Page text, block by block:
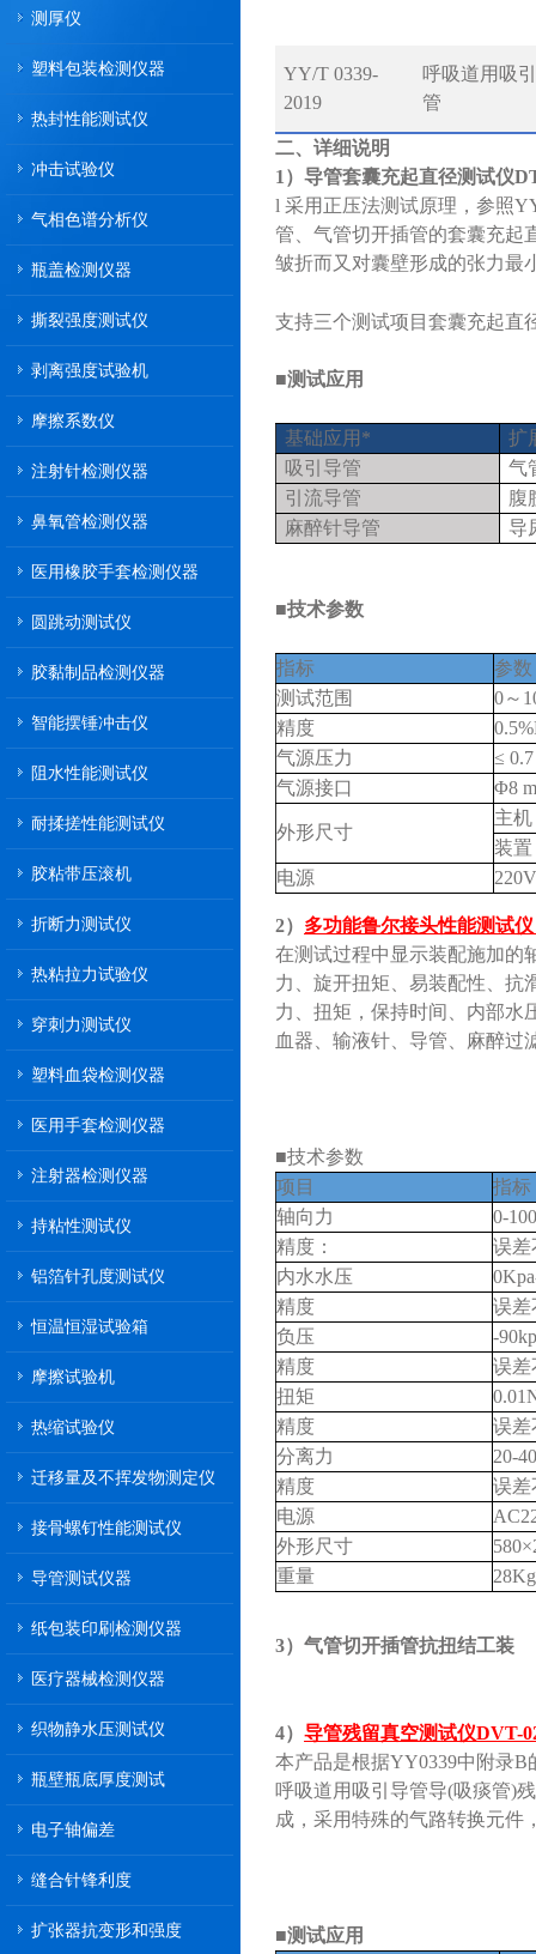
测厚仪
塑料包装检测仪器
热封性能测试仪
冲击试验仪
气相色谱分析仪
瓶盖检测仪器
撕裂强度测试仪
剥离强度试验机
摩擦系数仪
注射针检测仪器
鼻氧管检测仪器
医用橡胶手套检测仪器
圆跳动测试仪
胶黏制品检测仪器
智能摆锤冲击仪
阻水性能测试仪
耐揉搓性能测试仪
胶粘带压滚机
折断力测试仪
热粘拉力试验仪
穿刺力测试仪
塑料血袋检测仪器
医用手套检测仪器
注射器检测仪器
持粘性测试仪
铝箔针孔度测试仪
恒温恒湿试验箱
摩擦试验机
热缩试验仪
迁移量及不挥发物测定仪
接骨螺钉性能测试仪
导管测试仪器
纸包装印刷检测仪器
医疗器械检测仪器
织物静水压测试仪
瓶壁瓶底厚度测试
电子轴偏差
缝合针锋利度
扩张器抗变形和强度
YY/T 0339-
2019
呼吸道用吸
管
二、详细说明
1）导管套囊充起直径测试仪
l 采用正压法测试原理，参照
管、气管切开插管的套囊充起
皱折而又对囊壁形成的张力最
支持三个测试项目套囊充起直
■测试应用
基础应用*
扩
吸引导管
气
引流导管
腹
麻醉针导管
导
■技术参数
指标
参数
测试范围
0～
精度
气源压力
≤
气源接口
Φ8
外形尺寸
主机
装置
电源
2） 多功能鲁尔接头性能测试
在测试过程中显示装配施加的
力、旋开扭矩、易装配性、抗
力、扭矩，保持时间、内部水
血器、输液针、导管、麻醉过
■技术参数
项目
指标
轴向力
0-
精度：
误差
内水水压
精度
误差
负压
-
精度
误差
扭矩
精度
误差
分离力
20-
精度
误差
电源
外形尺寸
重量
28Kg
3）气管切开插管抗扭结工装
4） 导管残留真空测试仪DVT-
本产品是根据YY0339中附录
呼吸道用吸引导管导(吸痰管)
成，采用特殊的气路转换元件
■测试应用